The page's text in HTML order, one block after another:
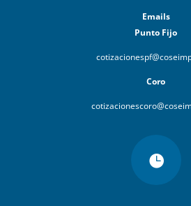
Emails
Punto Fijo
Coro
